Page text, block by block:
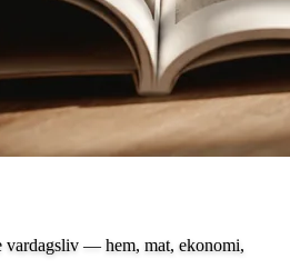
vardagsliv — hem, mat, ekonomi,